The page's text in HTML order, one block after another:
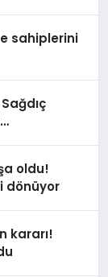
sahiplerini
oldu!
dönüyor
kararı!